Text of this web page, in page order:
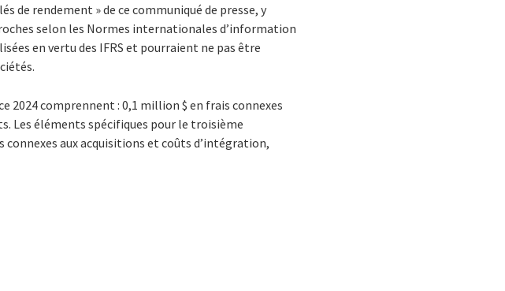
de rendement » de ce communiqué de presse, y
selon les Normes internationales d’information
en vertu des IFRS et pourraient ne pas être
2024 comprennent : 0,1 million $ en frais connexes
Les éléments spécifiques pour le troisième
aux acquisitions et coûts d’intégration,